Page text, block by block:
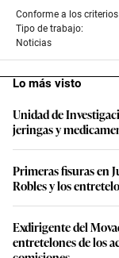
Conforme a los
Tipo de trabajo:
Noticias
Lo más visto
Unidad de
jeringas y
Primeras fisuras en
Robles y los
Exdirigente del
entretelones de los